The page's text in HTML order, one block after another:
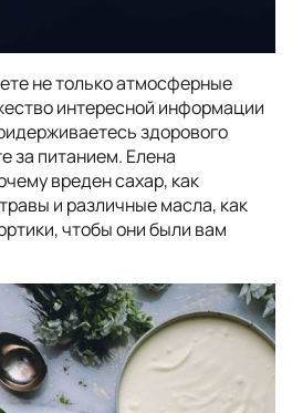
не только атмосферные
интересной информации
здорового
за питанием. Елена
вреден сахар, как
и различные масла, как
чтобы они были вам